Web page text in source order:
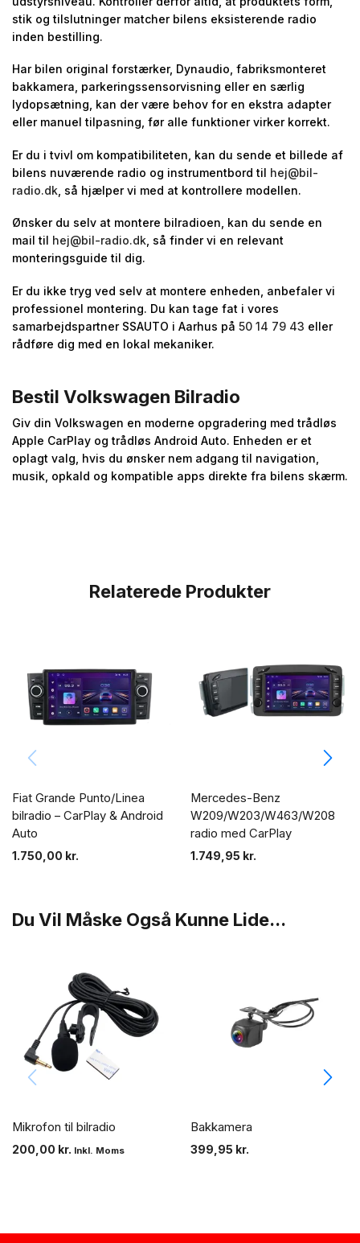
stik og tilslutninger matcher bilens eksisterende radio
inden bestilling.
Har bilen original forstærker, Dynaudio, fabriksmonteret
bakkamera, parkeringssensorvisning eller en særlig
lydopsætning, kan der være behov for en ekstra adapter
eller manuel tilpasning, før alle funktioner virker korrekt.
Er du i tvivl om kompatibiliteten, kan du sende et billede af
bilens nuværende radio og instrumentbord til hej@bil-
radio.dk , så hjælper vi med at kontrollere modellen.
Ønsker du selv at montere bilradioen, kan du sende en
mail til hej@bil-radio.dk, så finder vi en relevant
monteringsguide til dig.
Er du ikke tryg ved selv at montere enheden, anbefaler vi
professionel montering. Du kan tage fat i vores
samarbejdspartner SSAUTO i Aarhus på 50 14 79 43 eller
rådføre dig med en lokal mekaniker.
Bestil Volkswagen Bilradio
Giv din Volkswagen en moderne opgradering med trådløs
Apple CarPlay og trådløs Android Auto. Enheden er et
oplagt valg, hvis du ønsker nem adgang til navigation,
musik, opkald og kompatible apps direkte fra bilens skærm.
Relaterede Produkter
Fiat Grande Punto/Linea
bilradio – CarPlay & Android
Auto
1.750,00 kr.
Mercedes-Benz
W209/W203/W463/W208
radio med CarPlay
1.749,95 kr.
Du Vil Måske Også Kunne Lide...
Mikrofon til bilradio
200,00 kr. Inkl. Moms
Bakkamera
399,95 kr.